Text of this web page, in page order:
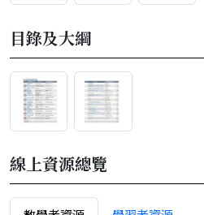
目錄及大綱
線上資源總覽